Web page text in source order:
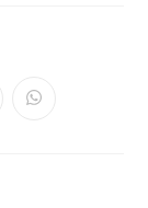
Abre